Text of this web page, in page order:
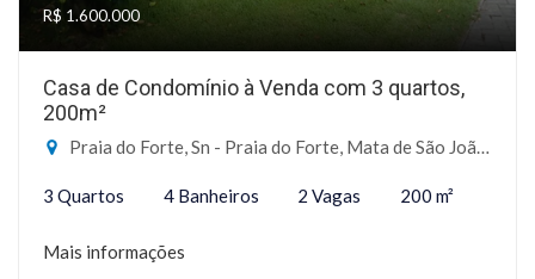
R$ 1.600.000
Casa de Condomínio à Venda com 3 quartos,
200m²
Praia do Forte, Sn - Praia do Forte, Mata de São João-BA
3 Quartos 4 Banheiros 2 Vagas 200 m²
Mais informações